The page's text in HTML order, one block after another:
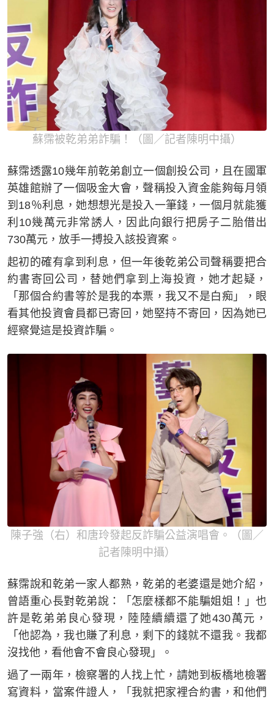
蘇霈被乾弟弟詐騙！（圖／記者陳明中攝）
蘇霈透露10幾年前乾弟創立一個創投公司，且在國軍
英雄館辦了一個吸金大會，聲稱投入資金能夠每月領
到18％利息，她想想光是投入一筆錢，一個月就能獲
利10幾萬元非常誘人，因此向銀行把房子二胎借出
730萬元，放手一搏投入該投資案。
起初的確有拿到利息，但一年後乾弟公司聲稱要把合
約書寄回公司，替她們拿到上海投資，她才起疑，
「那個合約書等於是我的本票，我又不是白痴」，眼
看其他投資會員都已寄回，她堅持不寄回，因為她已
經察覺這是投資詐騙。
陳子強（右）和唐玲發起反詐騙公益演唱會。（圖／
記者陳明中攝）
蘇霈說和乾弟一家人都熟，乾弟的老婆還是她介紹，
曾語重心長對乾弟說：「怎麼樣都不能騙姐姐！」也
許是乾弟弟良心發現，陸陸續續還了她430萬元，
「他認為，我也賺了利息，剩下的錢就不還我。我都
沒找他，看他會不會良心發現」。
過了一兩年，檢察署的人找上忙，請她到板橋地檢署
寫資料，當案件證人，「我就把家裡合約書，和他們